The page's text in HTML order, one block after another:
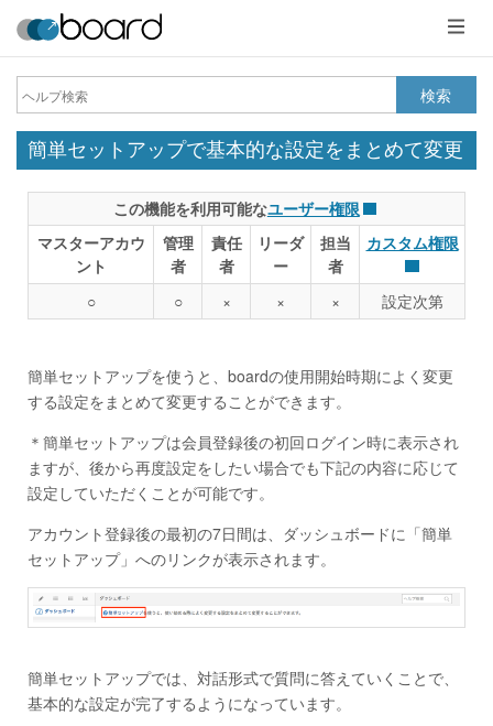
メ
ニ
ュ
ー
検索
簡単セットアップで基本的な設定をまとめて変更
この機能を利用可能なユーザー権限
マスターアカウ
ント
管理
者
責任
者
リーダ
ー
担当
者
カスタム権限
○ ○ × × × 設定次第
簡単セットアップを使うと、boardの使用開始時期によく変更
する設定をまとめて変更することができます。
＊簡単セットアップは会員登録後の初回ログイン時に表示され
ますが、後から再度設定をしたい場合でも下記の内容に応じて
設定していただくことが可能です。
アカウント登録後の最初の7日間は、ダッシュボードに「簡単
セットアップ」へのリンクが表示されます。
簡単セットアップでは、対話形式で質問に答えていくことで、
基本的な設定が完了するようになっています。